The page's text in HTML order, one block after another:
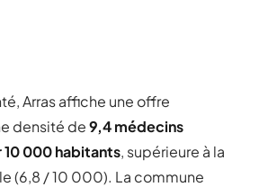
Arras affiche une offre
densité de9,4 médecins
000 habitants, supérieure à la
(6,8 / 10 000). La commune